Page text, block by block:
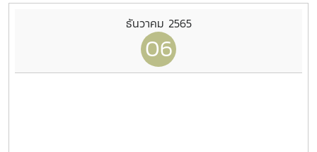
ธันวาคม 2565
06